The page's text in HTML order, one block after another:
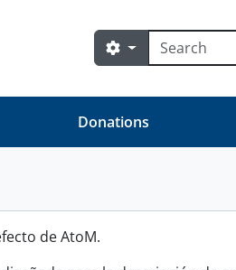
Búsqueda
Search options
Donations
de AtoM.